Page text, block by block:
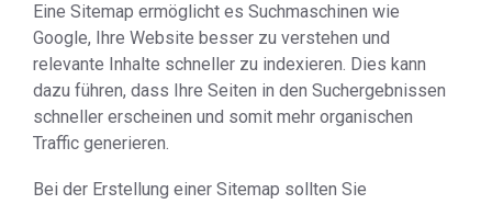
Eine Sitemap ermöglicht es Suchmaschinen wie
Google, Ihre Website besser zu verstehen und
relevante Inhalte schneller zu indexieren. Dies kann
dazu führen, dass Ihre Seiten in den Suchergebnissen
schneller erscheinen und somit mehr organischen
Traffic generieren.
Bei der Erstellung einer Sitemap sollten Sie